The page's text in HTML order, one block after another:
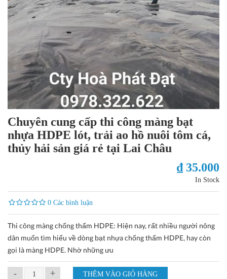
Chuyên cung cấp thi công màng bạt
nhựa HDPE lót, trải ao hồ nuôi tôm cá,
thủy hải sản giá rẻ tại Lai Châu
₫ 35.000
In Stock
0 Các bình luận
Thi công màng chống thấm HDPE: Hiện nay, rất nhiều người nông
dân muốn tìm hiểu về dòng bạt nhựa chống thấm HDPE, hay còn
gọi là màng HDPE. Nhờ những ưu
- +